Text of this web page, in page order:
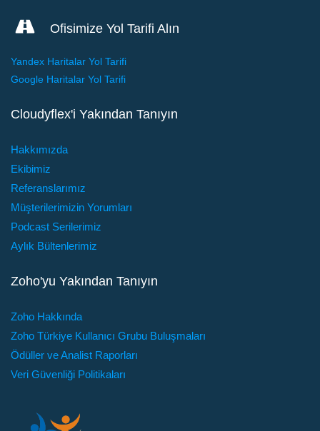
Ofisimize Yol Tarifi Alın
Yandex Haritalar Yol Tarifi
Google Haritalar Yol Tarifi
Cloudyflex'i Yakından Tanıyın
Hakkımızda
Ekibimiz
Referanslarımız
Müşterilerimizin Yorumları
Podcast Serilerimiz
Aylık Bültenlerimiz
Zoho'yu Yakından Tanıyın
Zoho Hakkında
Zoho Türkiye Kullanıcı Grubu Buluşmaları
Ödüller ve Analist Raporları
Veri Güvenliği Politikaları